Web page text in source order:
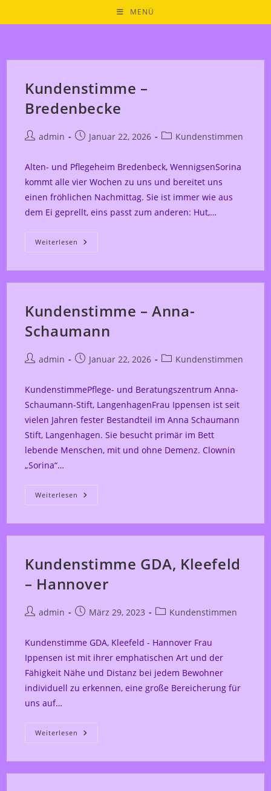
Inhalt
MENÜ
Kundenstimme –
Bredenbecke
Beitrags-
admin
BeitragJanuar 22, 2026
Beitrags-
Kundenstimmen
Alten- und Pflegeheim Bredenbeck, WennigsenSorina
kommt alle vier Wochen zu uns und bereitet uns
einen fröhlichen Nachmittag. Sie ist immer wie aus
dem Ei geprellt, eins passt zum anderen: Hut,…
Weiterlesen Kundenstimme
–
Kundenstimme – Anna-
Schaumann
Beitrags-
admin
BeitragJanuar 22, 2026
Beitrags-
Kundenstimmen
KundenstimmePflege- und Beratungszentrum Anna-
Schaumann-Stift, LangenhagenFrau Ippensen ist seit
vielen Jahren fester Bestandteil im Anna Schaumann
Stift, Langenhagen. Sie besucht primär im Bett
lebende Menschen, mit und ohne Demenz. Clownin
„Sorina“…
Weiterlesen Kundenstimme
–
Kundenstimme GDA, Kleefeld
– Hannover
Beitrags-
admin
BeitragMärz 29, 2023
Beitrags-
Kundenstimmen
Kundenstimme GDA, Kleefeld - Hannover Frau
Ippensen ist mit ihrer emphatischen Art und der
Fähigkeit Nähe und Distanz bei jedem Bewohner
individuell zu erkennen, eine große Bereicherung für
uns auf…
Weiterlesen Kundenstimme
GDA,